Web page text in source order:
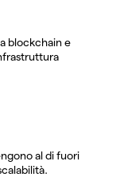
blockchain e
al di fuori